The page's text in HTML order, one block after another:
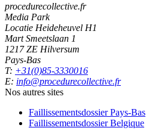
procedurecollective.fr
Media Park
Locatie Heideheuvel H1
Mart Smeetslaan 1
1217 ZE Hilversum
Pays-Bas
T: +31(0)85-3330016
E: info@procedurecollective.fr
Nos autres sites
Faillissementsdossier Pays-Bas
Faillissementsdossier Belgique